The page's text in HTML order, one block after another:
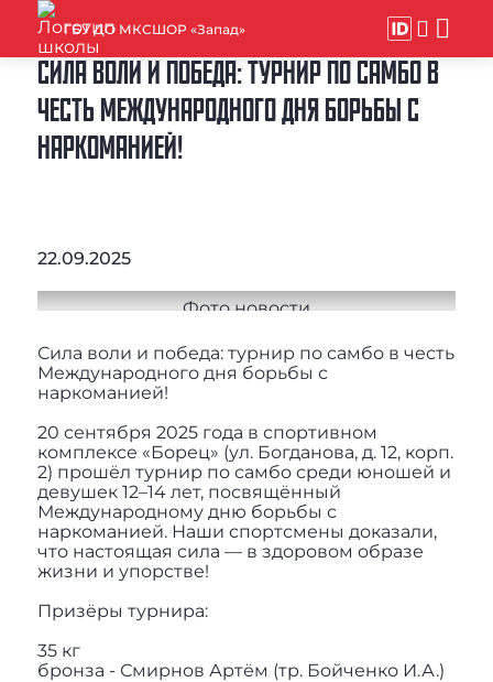
ГБУ ДО МКСШОР «Запад»
СИЛА ВОЛИ И ПОБЕДА: ТУРНИР ПО САМБО В
ЧЕСТЬ МЕЖДУНАРОДНОГО ДНЯ БОРЬБЫ С
НАРКОМАНИЕЙ!
22.09.2025
Сила воли и победа: турнир по самбо в честь
Международного дня борьбы с
наркоманией!
20 сентября 2025 года в спортивном
комплексе «Борец» (ул. Богданова, д. 12, корп.
2) прошёл турнир по самбо среди юношей и
девушек 12–14 лет, посвящённый
Международному дню борьбы с
наркоманией. Наши спортсмены доказали,
что настоящая сила — в здоровом образе
жизни и упорстве!
Призёры турнира:
35 кг
бронза - Смирнов Артём (тр. Бойченко И.А.)